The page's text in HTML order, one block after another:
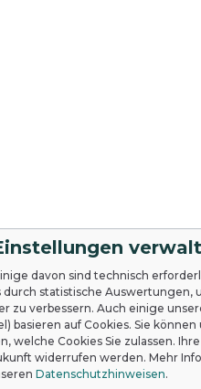
davon sind technisch
durch statistische Auswertungen,
zu verbessern. Auch einige
basieren auf Cookies. Sie
welche Cookies Sie zulassen.
widerrufen werden. Mehr
Datenschutzhinweisen.